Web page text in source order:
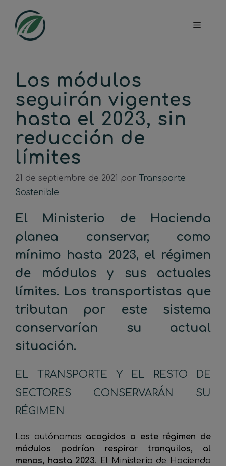
contenido
Menú
Los módulos
seguirán vigentes
hasta el 2023, sin
reducción de
límites
21 de septiembre de 2021 por Transporte
Sostenible
El Ministerio de Hacienda
planea conservar, como
mínimo hasta 2023, el régimen
de módulos y sus actuales
límites. Los transportistas que
tributan por este sistema
conservarían su actual
situación.
EL TRANSPORTE Y EL RESTO DE
SECTORES CONSERVARÁN SU
RÉGIMEN
Los autónomos acogidos a este régimen de
módulos podrían respirar tranquilos, al
menos, hasta 2023. El Ministerio de Hacienda